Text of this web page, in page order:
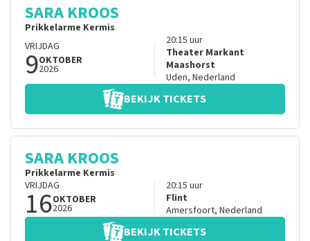
SARA KROOS
Prikkelarme Kermis
VRIJDAG
9OKTOBER
2026
20:15 uur
Theater Markant
Maashorst
Uden, Nederland
BEKIJK TICKETS
SARA KROOS
Prikkelarme Kermis
VRIJDAG
16OKTOBER
2026
20:15 uur
Flint
Amersfoort, Nederland
BEKIJK TICKETS